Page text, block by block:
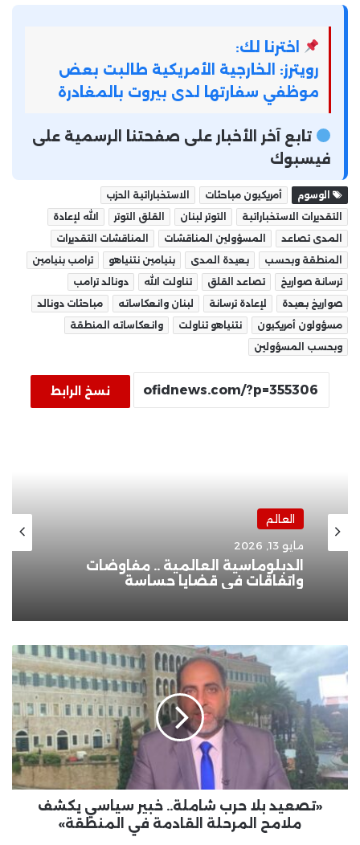
اخترنا لك:
رويترز: الخارجية الأمريكية طالبت بعض
موظفي سفارتها لدى بيروت بالمغادرة
تابع آخر الأخبار على صفحتنا الرسمية على
فيسبوك
الوسوم أمريكيون مباحثات
الاستخباراتية الحزب
التقديرات الاستخباراتية
التوتر لبنان القلق التوتر
الله لإعادة
المدى تصاعد
المسؤولين المناقشات
المناقشات التقديرات
المنطقة وبحسب
بعيدة المدى بنيامين نتنياهو
ترامب بنيامين
ترسانة صواريخ
تصاعد القلق تناولت الله
دونالد ترامب
صواريخ بعيدة
لإعادة ترسانة لبنان وانعكاساته
مباحثات دونالد
مسؤولون أمريكيون
نتنياهو تناولت
وانعكاساته المنطقة
وبحسب المسؤولين
نسخ الرابط
العالم
مايو 13, 2026
الدبلوماسية العالمية .. مفاوضات
واتفاقات في قضايا حساسة
«تصعيد
بلا
حرب
شاملة..
سياسي
يكشف
ملامح
المرحلة
القادمة«تصعيد بلا حرب شاملة.. خبير سياسي يكشف
ملامح المرحلة القادمة في المنطقة»